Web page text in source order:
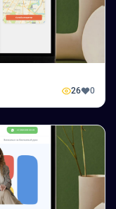
26 0